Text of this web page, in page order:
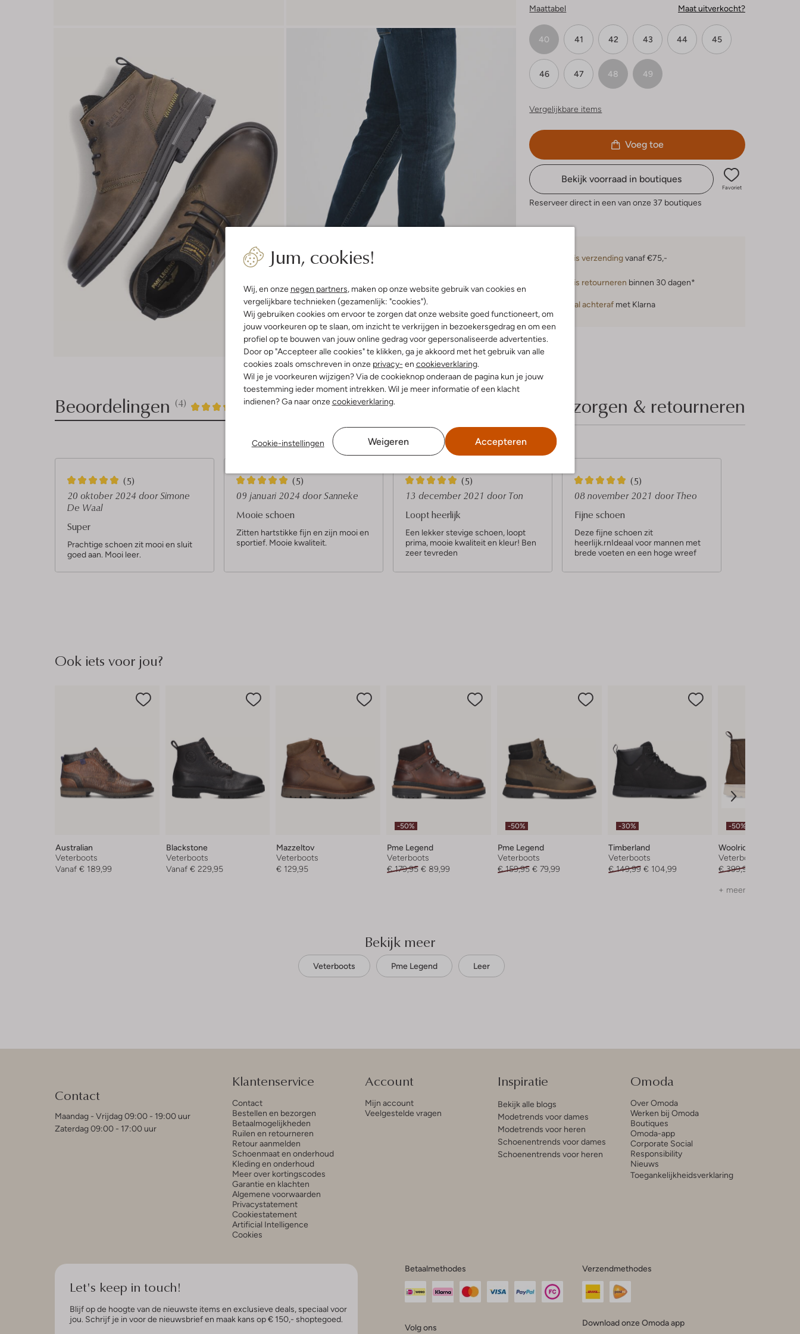
Jum, cookies!
Wij, en onze negen partners, maken op onze website gebruik van cookies en
vergelijkbare technieken (gezamenlijk: "cookies").
Wij gebruiken cookies om ervoor te zorgen dat onze website goed functioneert, om
jouw voorkeuren op te slaan, om inzicht te verkrijgen in bezoekersgedrag en om een
profiel op te bouwen van jouw online gedrag voor gepersonaliseerde advertenties.
Door op "Accepteer alle cookies" te klikken, ga je akkoord met het gebruik van alle
cookies zoals omschreven in onze privacy- en cookieverklaring.
Wil je je voorkeuren wijzigen? Via de cookieknop onderaan de pagina kun je jouw
toestemming ieder moment intrekken. Wil je meer informatie of een klacht
indienen? Ga naar onzecookieverklaring.
Cookie-instellingen Weigeren Accepteren
Maattabel Maat uitverkocht?
40 41 42 43 44 45
46 47 48 49
Vergelijkbare items
Voeg toe
Bekijk voorraad in boutiques
Favoriet
Reserveer direct in een van onze 37 boutiques
Gratis verzendingvanaf €75,-
Gratis retourneren binnen 30 dagen*
Betaal achteraf met Klarna
Product informatie
Beoordelingen (4) 5
4
5
Bezorgen & retourneren
5
S
t
e
r
r
(5)
20 oktober 2024 door Simone
De Waal
Super
Prachtige schoen zit mooi en sluit
goed aan. Mooi leer.
5
S
t
e
r
(5)
09 januari 2024 door Sanneke
Mooie schoen
Zitten hartstikke fijn en zijn mooi en
sportief. Mooie kwaliteit.
5
S
t
e
r
(5)
13 december 2021 door Ton
Loopt heerlijk
Een lekker stevige schoen, loopt
prima, mooie kwaliteit en kleur! Ben
zeer tevreden
5
S
t
e
r
(5)
08 november 2021 door Theo
Fijne schoen
Deze fijne schoen zit
heerlijk.rnIdeaal voor mannen met
brede voeten en een hoge wreef
Ook iets voor jou?
Australian
Veterboots
Vanaf € 189,99
Blackstone
Veterboots
Vanaf € 229,95
Mazzeltov
Veterboots
€ 129,95
-50%
Pme Legend
Veterboots
€ 179,95 € 89,99
-50%
Pme Legend
Veterboots
€ 159,95 € 79,99
-30%
Timberland
Veterboots
€ 149,99 € 104,99
-50%
Woolrich
Veterboots
€ 399,99
+ meer kleuren
Bekijk meer
Veterboots Pme Legend Leer
Contact
Maandag - Vrijdag 09:00 - 19:00 uur
Zaterdag 09:00 - 17:00 uur
Klantenservice
Contact
Bestellen en bezorgen
Betaalmogelijkheden
Ruilen en retourneren
Retour aanmelden
Schoenmaat en onderhoud
Kleding en onderhoud
Meer over kortingscodes
Garantie en klachten
Algemene voorwaarden
Privacystatement
Cookiestatement
Artificial Intelligence
Cookies
Account
Mijn account
Veelgestelde vragen
Inspiratie
Bekijk alle blogs
Modetrends voor dames
Modetrends voor heren
Schoenentrends voor dames
Schoenentrends voor heren
Omoda
Over Omoda
Werken bij Omoda
Boutiques
Omoda-app
Corporate Social
Responsibility
Nieuws
Toegankelijkheidsverklaring
Let's keep in touch!
Blijf op de hoogte van de nieuwste items en exclusieve deals, speciaal voor
jou. Schrijf je in voor de nieuwsbrief en maak kans op € 150,- shoptegoed.
Betaalmethodes
Volg ons
Verzendmethodes
Download onze Omoda app